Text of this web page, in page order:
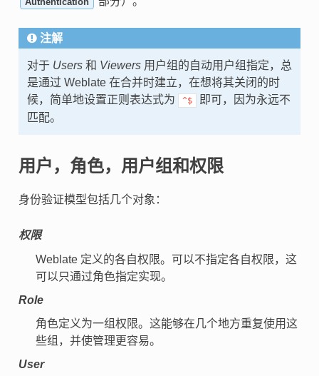
注解
对于 Users和 Viewers用户组的自动用户组指定，总
是通过 Weblate 在合并时建立，在想将其关闭的时
候，简单地设置正则表达式为
^$
即可，因为永远不
匹配。
用户，角色，用户组和权限
身份验证模型包括几个对象：
权限
Weblate 定义的各自权限。可以不指定各自权限，这
可以只通过角色指定实现。
Role
角色定义为一组权限。这能够在几个地方重复使用这
些组，并使管理更容易。
User